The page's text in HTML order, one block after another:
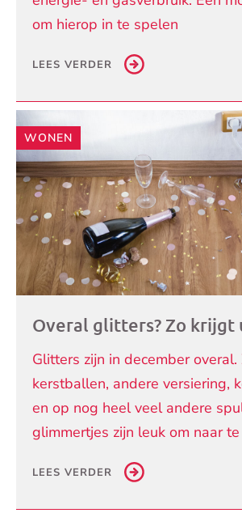
om hierop in te spelen
LEES VERDER
WONEN
Overal glitters? Zo krijgt
Glitters zijn in december
kerstballen, andere versiering,
en op nog heel veel andere
glimmertjes zijn leuk om naar
LEES VERDER